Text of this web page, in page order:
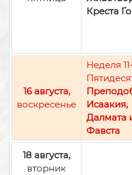
Креста
16 августа,
воскресенье
Неделя
Исаакия,
Далмата
Фавста
18 августа,
вторник